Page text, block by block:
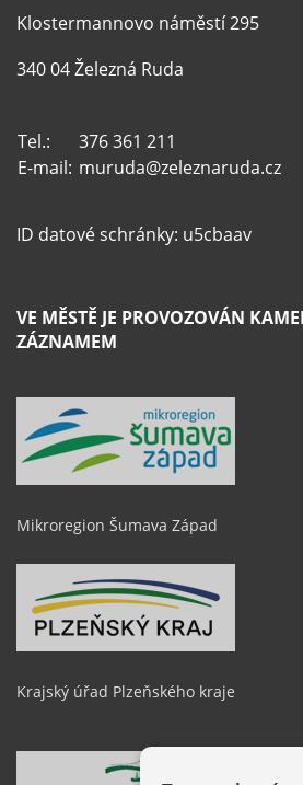
Klostermannovo náměstí 295
340 04 Železná Ruda
Tel.:
376 361 211
E-mail: muruda@zeleznaruda.cz
ID datové schránky: u5cbaav
VE MĚSTĚ JE PROVOZOVÁN
ZÁZNAMEM
Mikroregion Šumava Západ
Krajský úřad Plzeňského kraje